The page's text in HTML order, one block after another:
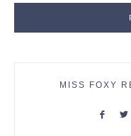
MISS FOXY